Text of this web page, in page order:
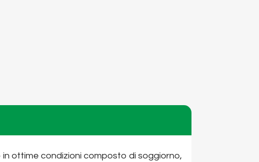
ottime condizioni composto di soggiorno,